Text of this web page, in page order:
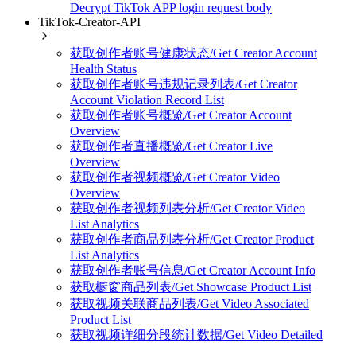
Decrypt TikTok APP login request body
TikTok-Creator-API
获取创作者账号健康状态/Get Creator Account
Health Status
获取创作者账号违规记录列表/Get Creator
Account Violation Record List
获取创作者账号概览/Get Creator Account
Overview
获取创作者直播概览/Get Creator Live
Overview
获取创作者视频概览/Get Creator Video
Overview
获取创作者视频列表分析/Get Creator Video
List Analytics
获取创作者商品列表分析/Get Creator Product
List Analytics
获取创作者账号信息/Get Creator Account Info
获取橱窗商品列表/Get Showcase Product List
获取视频关联商品列表/Get Video Associated
Product List
获取视频详细分段统计数据/Get Video Detailed